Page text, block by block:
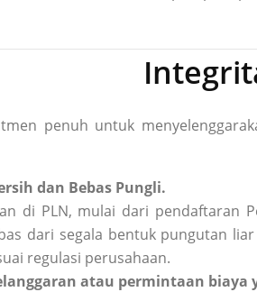
penuh untuk
dan Bebas Pungli.
di PLN, mulai dari pendaftaran
dari segala bentuk pungutan
regulasi perusahaan.
atau permintaan biaya